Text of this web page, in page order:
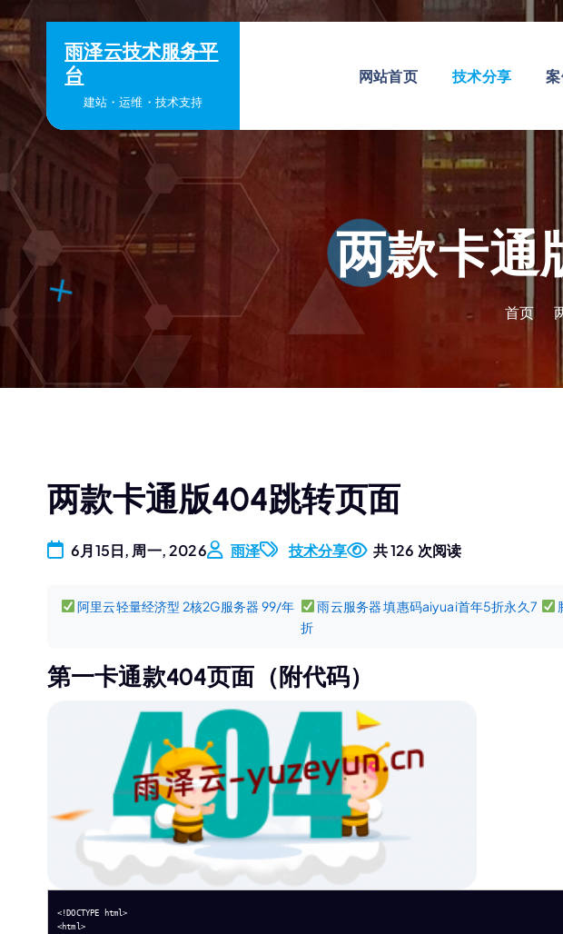
转
到
内
雨泽云技术服务平
台
建站・运维・技术支持
网站首页 技术分享
两款卡通
首页
两款卡通版404跳转页面
6月15日, 周一, 2026 雨泽 技术分享 共 126 次阅读
阿里云轻量经济型 2核2G服务器 99/年
雨云服务器 填惠码aiyuai首年5折永久7
折
第一卡通款404页面（附代码）
<!DOCTYPE html>
<html>